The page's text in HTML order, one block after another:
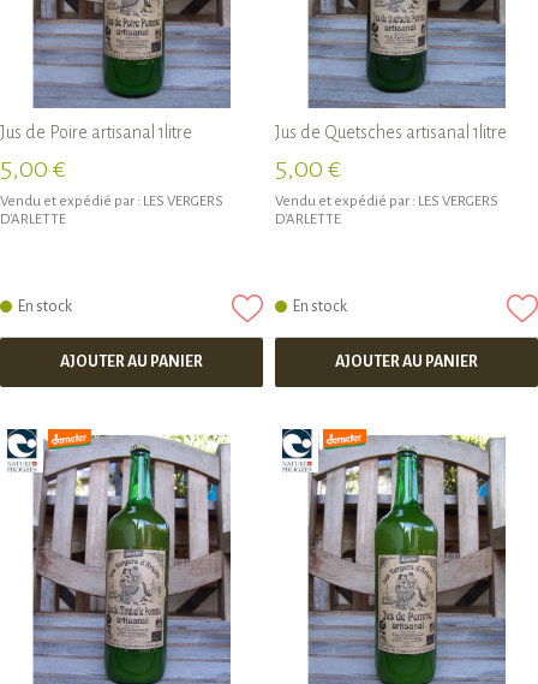
Jus de Poire artisanal 1litre
5,00 €
Vendu et expédié par : LES VERGERS
D'ARLETTE
En stock
AJOUTER AU PANIER
Jus de Quetsches artisanal 1litre
5,00 €
Vendu et expédié par : LES VERGERS
D'ARLETTE
En stock
AJOUTER AU PANIER